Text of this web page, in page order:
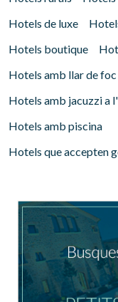
Hotels de luxe
Hotels boutique
Hotels amb llar de
Hotels amb jacuzzi a
Hotels amb piscina
Hotels que accepten